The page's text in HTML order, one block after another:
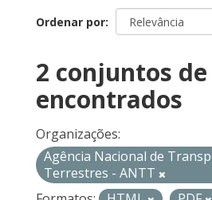
Ordenar por
2 conjuntos
encontrados
Organizações:
Agência Nacional de
Terrestres - ANTT